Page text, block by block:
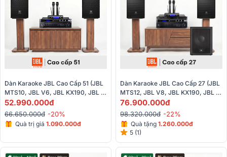
Dàn Karaoke JBL Cao Cấp 51 (JBL
MTS10, JBL V6, JBL KX190, JBL
VM300)
52.990.000đ
66.650.000đ -20%
Quà trị giá 1.090.000đ
Dàn Karaoke JBL Cao Cấp 27 (JBL
MTS12, JBL V8, JBL KX190, JBL
IRX115S, JBL VM300, BIK BSQ-8)
76.900.000đ
98.320.000đ -22%
Quà tặng 1.260.000đ
5 (1)